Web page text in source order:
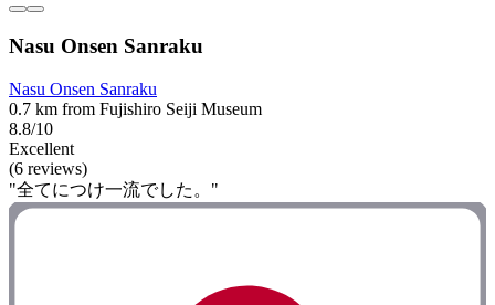
Nasu Onsen Sanraku
Nasu Onsen Sanraku
0.7 km from Fujishiro Seiji Museum
8.8/10
Excellent
(6 reviews)
"全てにつけ一流でした。"